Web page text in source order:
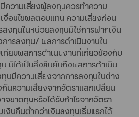
ความเสี่ยงผู้ลงทุนควรทำความ
งื่อนไขผลตอบแทน ความเสี่ยงก่อน
งทุนในหน่วยลงทุนมิใช่การฝากเงิน
การลงทุน/ ผลการดำเนินงานใน
ยบผลการดำเนินงานที่เกี่ยวข้องกับ
มิได้เป็นสิ่งยืนยันถึงผลการดำเนิน
นมีความเสี่ยงจากการลงทุนในต่าง
กันความเสี่ยงจากอัตราแลกเปลี่ยน
ขาดทุนหรือได้รับกำไรจากอัตรา
งินคืนต่ำกว่าเงินลงทุนเริ่มแรกได้